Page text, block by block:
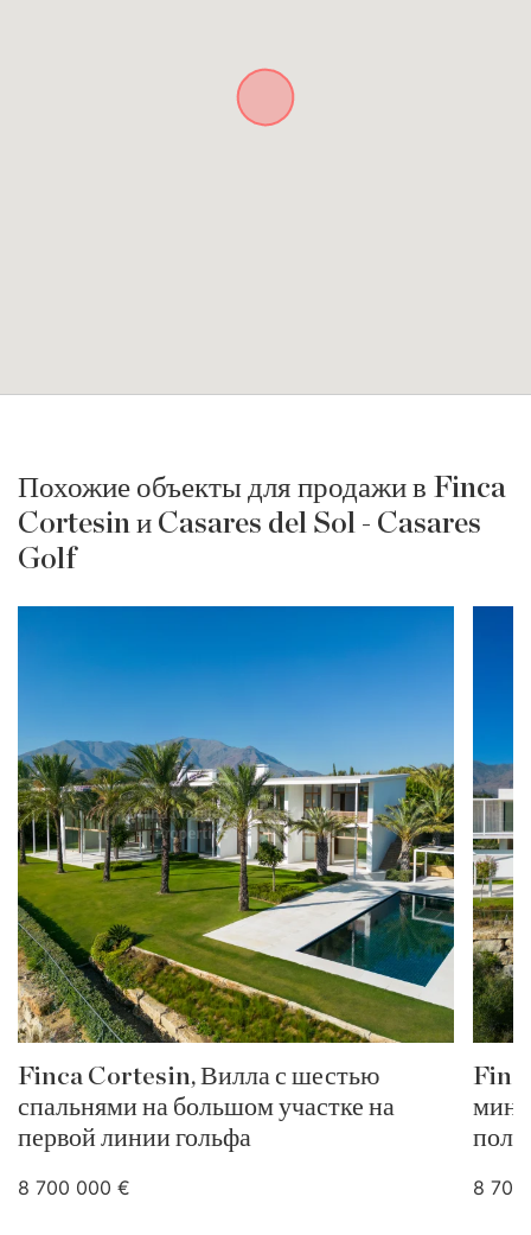
Похожие объекты для продажи в Finca
Cortesin и Casares del Sol - Casares
Golf
Finca Cortesin, Вилла с шестью
спальнями на большом участке на
первой линии гольфа
8 700 000 € 8